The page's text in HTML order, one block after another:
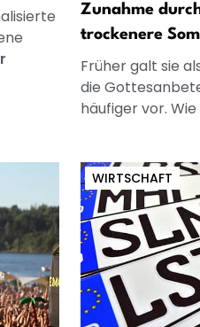
Zunahme
trockenere
Früher galt sie
die
häufiger vor. Wie
WIRTSCHAFT